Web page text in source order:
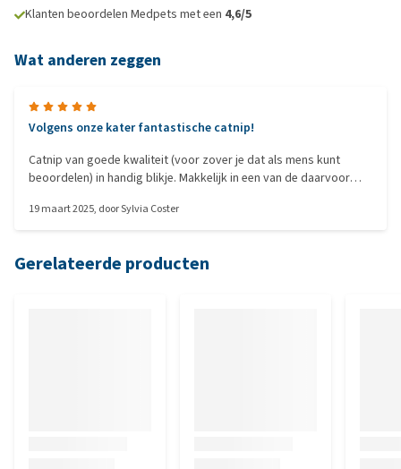
Klanten beoordelen Medpets met een 4,6/5
Wat anderen zeggen
Volgens onze kater fantastische catnip!
Catnip van goede kwaliteit (voor zover je dat als mens kunt
beoordelen) in handig blikje. Makkelijk in een van de daarvoor
kater: miauwtastisch!
19 maart 2025, doorSylvia Coster
Gerelateerde producten